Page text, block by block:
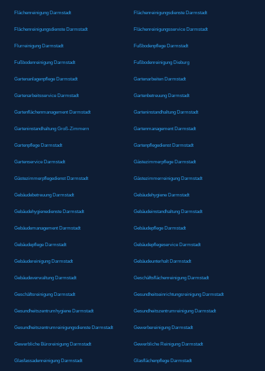
Flächenreinigung Darmstadt Flächenreinigungsdienste Darmstadt
Flächenreinigungsdienste Darmstadt Flächenreinigungsservice Darmstadt
Flurreinigung Darmstadt Fußbodenpflege Darmstadt
Fußbodenreinigung Darmstadt Fußbodenreinigung Dieburg
Gartenanlagenpflege Darmstadt Gartenarbeiten Darmstadt
Gartenarbeitsservice Darmstadt Gartenbetreuung Darmstadt
Gartenflächenmanagement Darmstadt Garteninstandhaltung Darmstadt
Garteninstandhaltung Groß-Zimmern Gartenmanagement Darmstadt
Gartenpflege Darmstadt Gartenpflegedienst Darmstadt
Gartenservice Darmstadt Gästezimmerpflege Darmstadt
Gästezimmerpflegedienst Darmstadt Gästezimmerreinigung Darmstadt
Gebäudebetreuung Darmstadt Gebäudehygiene Darmstadt
Gebäudehygienedienste Darmstadt Gebäudeinstandhaltung Darmstadt
Gebäudemanagement Darmstadt Gebäudepflege Darmstadt
Gebäudepflege Darmstadt Gebäudepflegeservice Darmstadt
Gebäudereinigung Darmstadt Gebäudeunterhalt Darmstadt
Gebäudeverwaltung Darmstadt Geschäftsflächenreinigung Darmstadt
Geschäftsreinigung Darmstadt Gesundheitseinrichtungsreinigung Darmstadt
Gesundheitszentrumhygiene Darmstadt Gesundheitszentrumreinigung Darmstadt
Gesundheitszentrumreinigungsdienste Darmstadt Gewerbereinigung Darmstadt
Gewerbliche Büroreinigung Darmstadt Gewerbliche Reinigung Darmstadt
Glasfassadenreinigung Darmstadt Glasflächenpflege Darmstadt